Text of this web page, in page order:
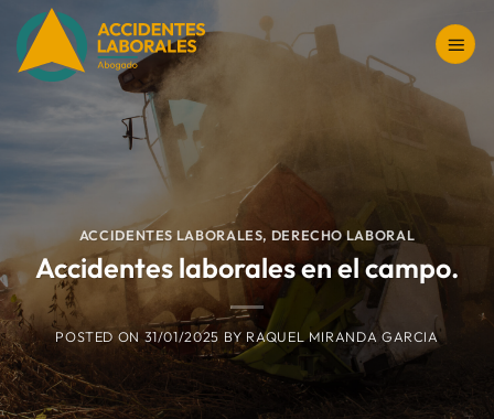
Saltar
contenido
ACCIDENTES LABORALES, DERECHO LABORAL
Accidentes laborales en el campo.
POSTED ON31/01/2025 BY RAQUEL MIRANDA GARCIA